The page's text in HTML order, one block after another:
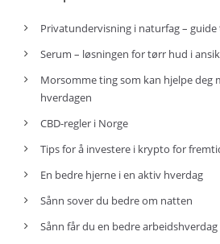
Privatundervisning i naturfag –
Serum – løsningen for tørr hud i
Morsomme ting som kan hjelpe deg
hverdagen
CBD-regler i Norge
Tips for å investere i krypto for
En bedre hjerne i en aktiv hverdag
Sånn sover du bedre om natten
Sånn får du en bedre arbeidshverdag